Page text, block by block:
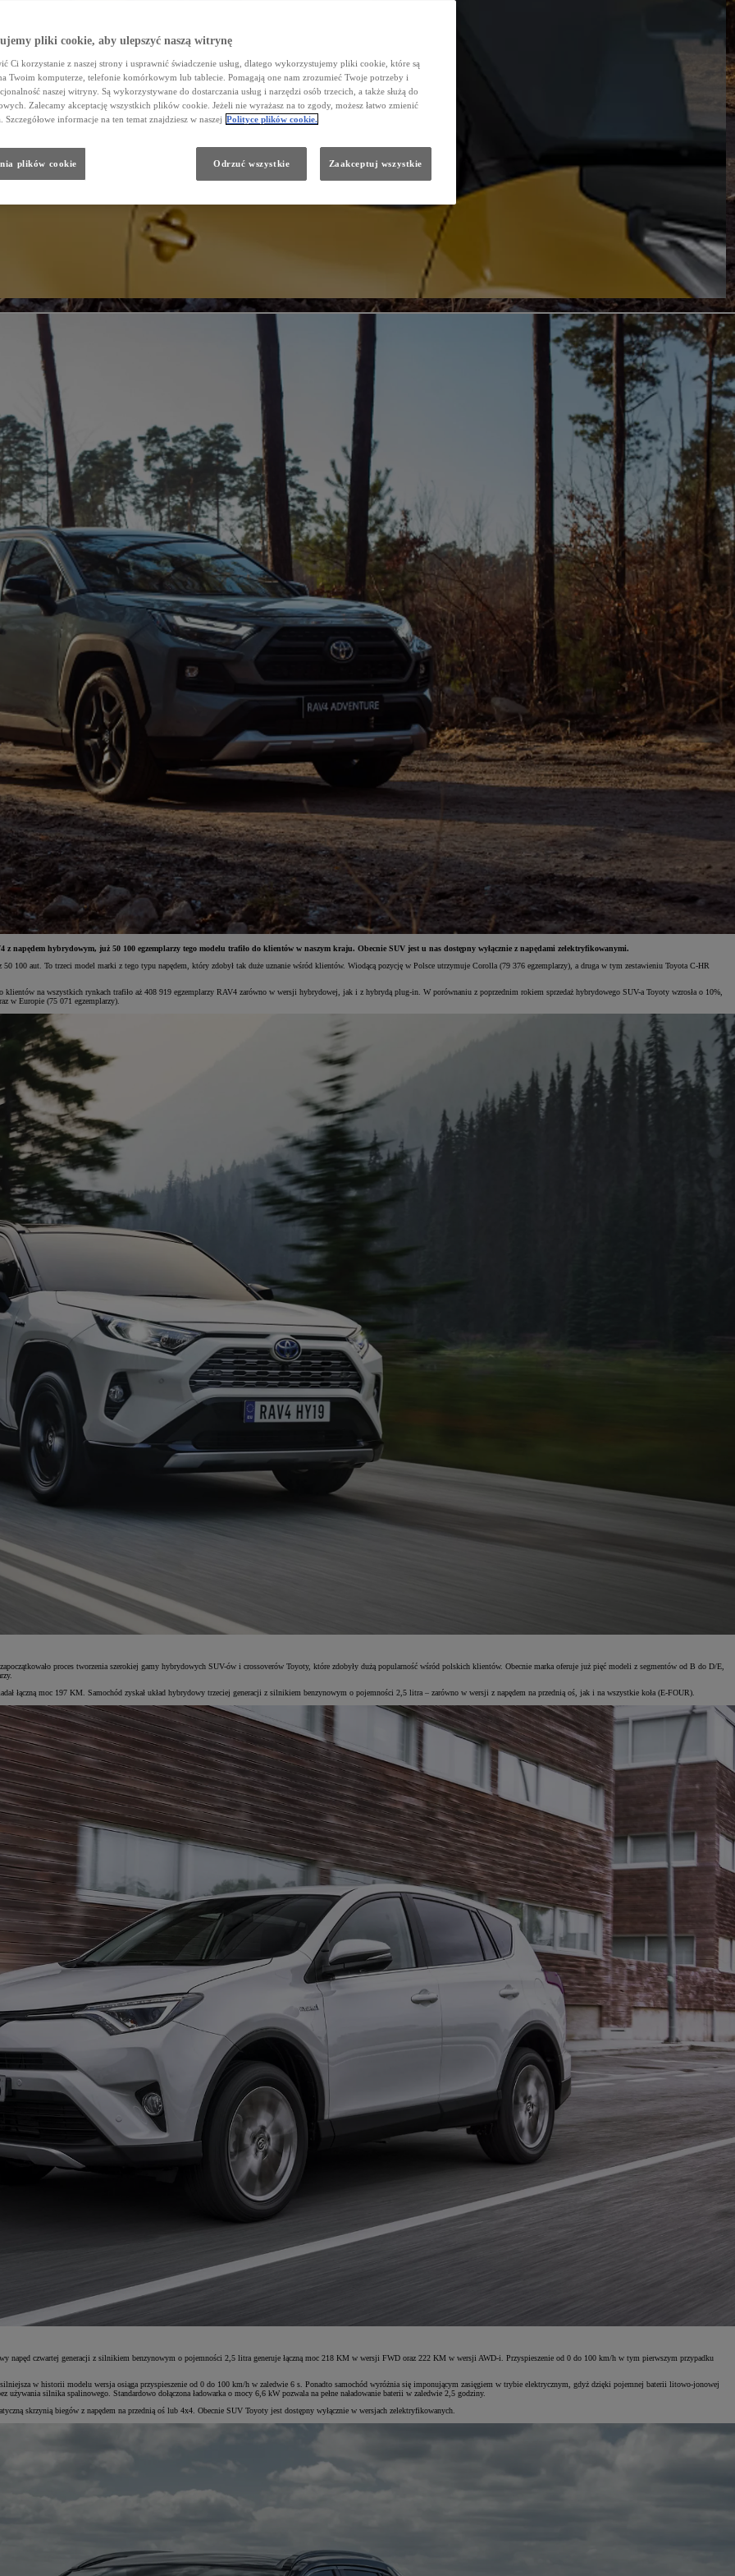
z napędem hybrydowym, już 50 100 egzemplarzy tego modelu trafiło do klientów w naszym kraju. Obecnie SUV jest u nas dostępny wyłącznie z napędami zelektryfikowanymi.
100 aut. To trzeci model marki z tego typu napędem, który zdobył tak duże uznanie wśród klientów. Wiodącą pozycję w Polsce utrzymuje Corolla (79 376 egzemplarzy), a druga w tym zestawieniu Toyota C-HR
na wszystkich rynkach trafiło aż 408 919 egzemplarzy RAV4 zarówno w wersji hybrydowej, jak i z hybrydą plug-in. W porównaniu z poprzednim rokiem sprzedaż hybrydowego SUV-a Toyoty wzrosła o 10%,
w Europie (75 071 egzemplarzy).
proces tworzenia szerokiej gamy hybrydowych SUV-ów i crossoverów Toyoty, które zdobyły dużą popularność wśród polskich klientów. Obecnie marka oferuje już pięć modeli z segmentów od B do D/E,
łączną moc 197 KM. Samochód zyskał układ hybrydowy trzeciej generacji z silnikiem benzynowym o pojemności 2,5 litra – zarówno w wersji z napędem na przednią oś, jak i na wszystkie koła (E-FOUR).
napęd czwartej generacji z silnikiem benzynowym o pojemności 2,5 litra generuje łączną moc 218 KM w wersji FWD oraz 222 KM w wersji AWD-i. Przyspieszenie od 0 do 100 km/h w tym pierwszym przypadku
w historii modelu wersja osiąga przyspieszenie od 0 do 100 km/h w zaledwie 6 s. Ponadto samochód wyróżnia się imponującym zasięgiem w trybie elektrycznym, gdyż dzięki pojemnej baterii litowo-jonowej
silnika spalinowego. Standardowo dołączona ładowarka o mocy 6,6 kW pozwala na pełne naładowanie baterii w zaledwie 2,5 godziny.
skrzynią biegów z napędem na przednią oś lub 4x4. Obecnie SUV Toyoty jest dostępny wyłącznie w wersjach zelektryfikowanych.
pliki cookie, aby ulepszyć naszą witrynę
Ci korzystanie z naszej strony i usprawnić świadczenie usług, dlatego wykorzystujemy pliki cookie, które są
Twoim komputerze, telefonie komórkowym lub tablecie. Pomagają one nam zrozumieć Twoje potrzeby i
naszej witryny. Są wykorzystywane do dostarczania usług i narzędzi osób trzecich, a także służą do
Zalecamy akceptację wszystkich plików cookie. Jeżeli nie wyrażasz na to zgody, możesz łatwo zmienić
Szczegółowe informacje na ten temat znajdziesz w naszej Polityce plików cookie.
Odrzuć wszystkie Zaakceptuj wszystkie
plików cookie